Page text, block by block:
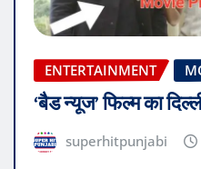
ENTERTAINMENT
‘बैड न्यूज’ फिल्म का
superhitpunjabi